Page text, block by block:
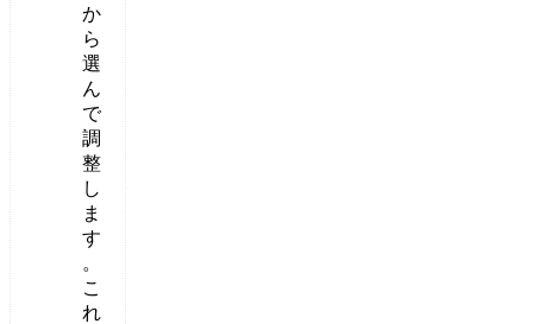
か
ら
選
ん
で
調
整
し
ま
す
。
こ
れ